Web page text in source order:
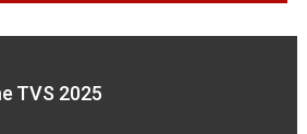
TVS 2025